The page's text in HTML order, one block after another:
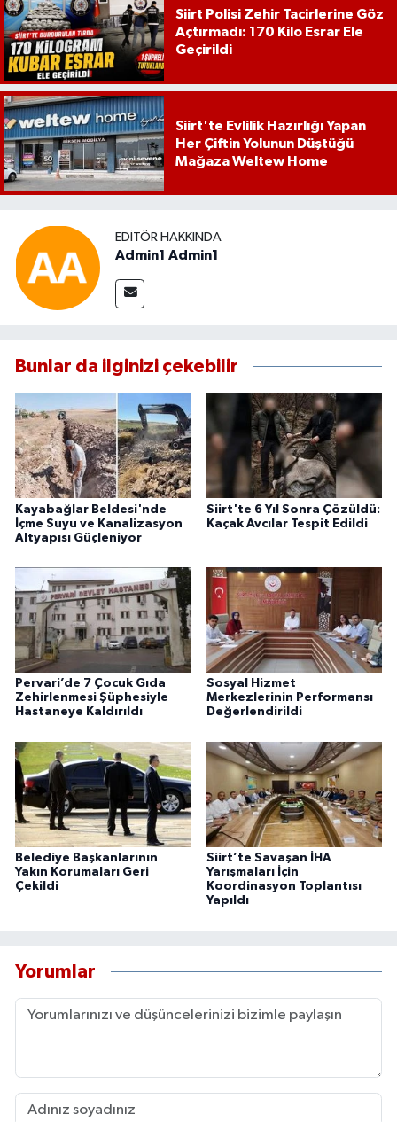
Siirt Polisi Zehir Tacirlerine Göz
Açtırmadı: 170 Kilo Esrar Ele
Geçirildi
Siirt'te Evlilik Hazırlığı Yapan
Her Çiftin Yolunun Düştüğü
Mağaza Weltew Home
EDITÖR HAKKINDA
Admin1 Admin1
Bunlar da ilginizi çekebilir
Kayabağlar Beldesi'nde
İçme Suyu ve Kanalizasyon
Altyapısı Güçleniyor
Siirt'te 6 Yıl Sonra Çözüldü:
Kaçak Avcılar Tespit Edildi
Pervari’de 7 Çocuk Gıda
Zehirlenmesi Şüphesiyle
Hastaneye Kaldırıldı
Sosyal Hizmet
Merkezlerinin Performansı
Değerlendirildi
Belediye Başkanlarının
Yakın Korumaları Geri
Çekildi
Siirt’te Savaşan İHA
Yarışmaları İçin
Koordinasyon Toplantısı
Yapıldı
Yorumlar